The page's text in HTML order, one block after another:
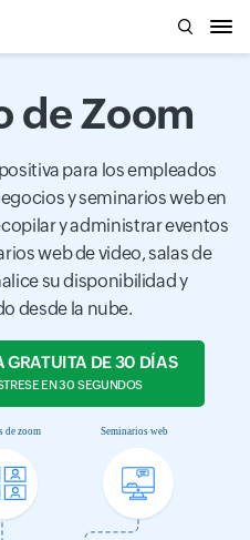
de Zoom
para los empleados
y seminarios web en
y administrar eventos
web de video, salas de
su disponibilidad y
desde la nube.
GRATUITA DE 30 DÍAS
EN 30 SEGUNDOS